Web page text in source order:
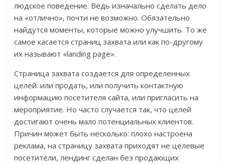
людское поведение. Ведь изначально сделать дело
на «отлично», почти не возможно. Обязательно
найдутся моменты, которые можно улучшить. То же
самое касается страниц захвата или как по-другому
их называют «landing page».
Страница захвата создается для определенных
целей: или продать, или получить контактную
информацию посетителя сайта, или пригласить на
мероприятие. Но часто случается так, что целей
достигают очень мало потенциальных клиентов.
Причин может быть несколько: плохо настроена
реклама, на страницу захвата приходят не целевые
посетители, лендинг сделан без продающих